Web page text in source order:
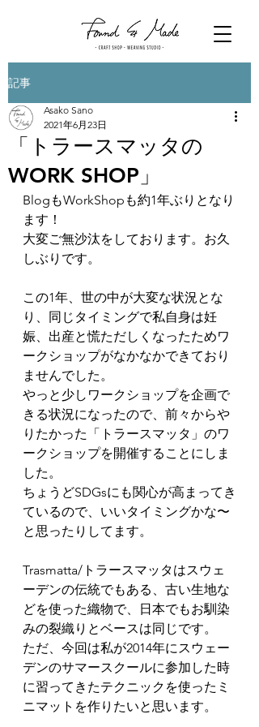
記事
「トラースマッタの
WORK SHOP」
Asako Sano
2021年6月23日
BlogもWorkShopも約1年ぶりとなり
ます！
大変ご無沙汰をしております。お久
しぶりです。
この1年、世の中が大変な状況とな
り、同じタイミングで私自身は妊
娠、出産と慌ただしくなったためワ
ークショップがなかなかできており
ませんでした。
やっと少しワークショップを企画で
きる状況になったので、前々からや
りたかった「トラースマッタ」のワ
ークショップを開催することにしま
した。
ちょうどSDGsにも関心が高まってき
ているので、いいタイミングかな〜
と思ったりしてます。
Trasmatta/トラースマッタはスウェ
ーデンの伝統でもある、古い生地な
どを使った織物で、日本でもお馴染
みの裂織りとベースは同じです。
ただ、今回は私が2014年にスウェー
デンのサマースクールに参加した時
に習ってきたテクニックを使ったミ
ニマットを作りたいと思います。